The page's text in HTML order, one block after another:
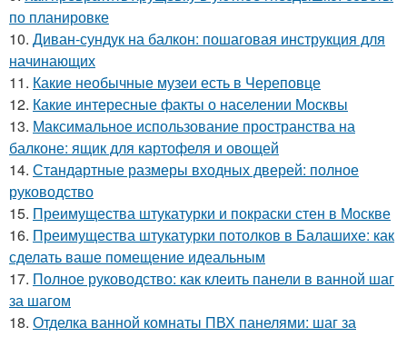
по планировке
10. Диван-сундук на балкон: пошаговая инструкция для
начинающих
11. Какие необычные музеи есть в Череповце
12. Какие интересные факты о населении Москвы
13. Максимальное использование пространства на
балконе: ящик для картофеля и овощей
14. Стандартные размеры входных дверей: полное
руководство
15. Преимущества штукатурки и покраски стен в Москве
16. Преимущества штукатурки потолков в Балашихе: как
сделать ваше помещение идеальным
17. Полное руководство: как клеить панели в ванной шаг
за шагом
18. Отделка ванной комнаты ПВХ панелями: шаг за